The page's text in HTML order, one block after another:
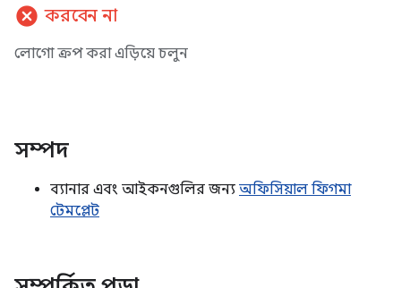
cancel করবেন না
লোগো ক্রপ করা এড়িয়ে চলুন
সম্পদ
ব্যানার এবং আইকনগুলির জন্য অফিসিয়াল ফিগমা
টেমপ্লেট